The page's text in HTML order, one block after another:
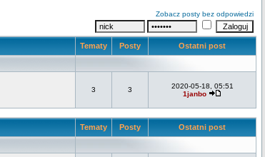
Zobacz posty bez odpowiedzi
Tematy Posty Ostatni post
3 3
2020-05-18, 05:51
1janbo
Tematy Posty Ostatni post